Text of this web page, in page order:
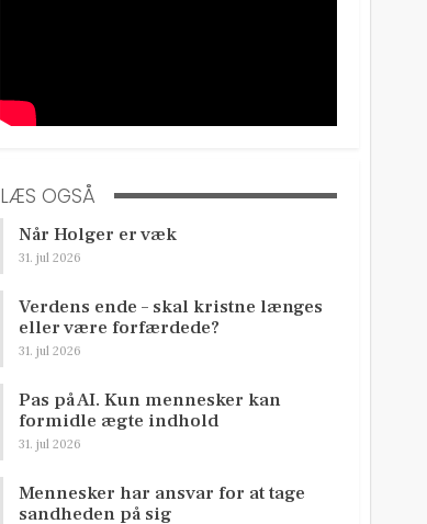
LÆS OGSÅ
Når Holger er væk
31. jul 2026
Verdens ende – skal kristne længes
eller være forfærdede?
31. jul 2026
Pas på AI. Kun mennesker kan
formidle ægte indhold
31. jul 2026
Mennesker har ansvar for at tage
sandheden på sig